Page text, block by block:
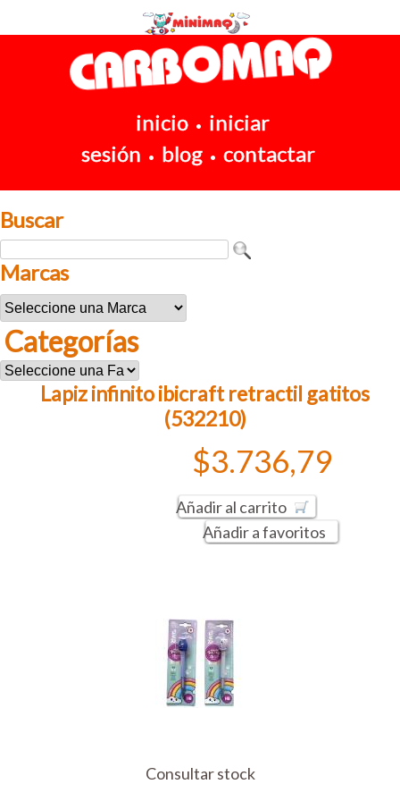
inicio • iniciar
sesión • blog • contactar
Buscar
Marcas
Categorías
Lapiz infinito ibicraft retractil gatitos
(532210)
$3.736,79
Añadir al carrito
Añadir a favoritos
Consultar stock